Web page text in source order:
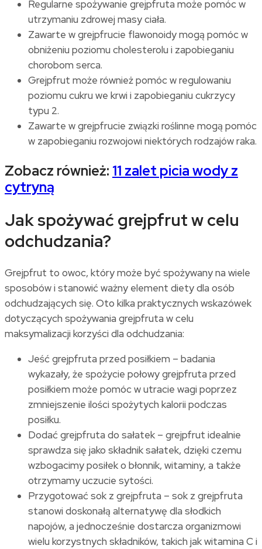
Regularne spożywanie grejpfruta może pomóc w
utrzymaniu zdrowej masy ciała.
Zawarte w grejpfrucie flawonoidy mogą pomóc w
obniżeniu poziomu cholesterolu i zapobieganiu
chorobom serca.
Grejpfrut może również pomóc w regulowaniu
poziomu cukru we krwi i zapobieganiu cukrzycy
typu 2.
Zawarte w grejpfrucie związki roślinne mogą pomóc
w zapobieganiu rozwojowi niektórych rodzajów raka.
Zobacz również: 11 zalet picia wody z
cytryną
Jak spożywać grejpfrut w celu
odchudzania?
Grejpfrut to owoc, który może być spożywany na wiele
sposobów i stanowić ważny element diety dla osób
odchudzających się. Oto kilka praktycznych wskazówek
dotyczących spożywania grejpfruta w celu
maksymalizacji korzyści dla odchudzania:
Jeść grejpfruta przed posiłkiem – badania
wykazały, że spożycie połowy grejpfruta przed
posiłkiem może pomóc w utracie wagi poprzez
zmniejszenie ilości spożytych kalorii podczas
posiłku.
Dodać grejpfruta do sałatek – grejpfrut idealnie
sprawdza się jako składnik sałatek, dzięki czemu
wzbogacimy posiłek o błonnik, witaminy, a także
otrzymamy uczucie sytości.
Przygotować sok z grejpfruta – sok z grejpfruta
stanowi doskonałą alternatywę dla słodkich
napojów, a jednocześnie dostarcza organizmowi
wielu korzystnych składników, takich jak witamina C i